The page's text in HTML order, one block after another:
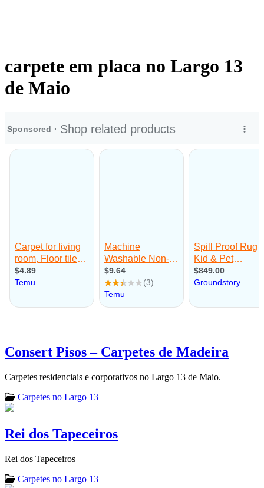
carpete em placa no Largo 13
de Maio
Consert Pisos – Carpetes de Madeira
Carpetes residenciais e corporativos no Largo 13 de Maio.
Carpetes no Largo 13
Rei dos Tapeceiros
Rei dos Tapeceiros
Carpetes no Largo 13